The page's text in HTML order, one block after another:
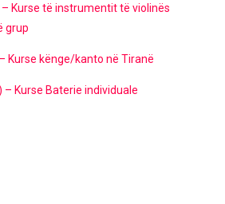
Kurse të instrumentit të violinës
grup
Kurse kënge/kanto në Tiranë
Kurse Baterie individuale